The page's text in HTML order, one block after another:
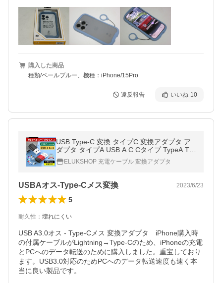
購入した商品
種類/ペールブルー、機種：iPhone/15Pro
違反報告 いいね 10
USB Type-C 変換 タイプC 変換アダプタ ア
ダプタ タイプA USB A C Cタイプ TypeA Ty
peC USB-A USB-C
ELUKSHOP 充電ケーブル 変換アダプタ
USBAオス-Type-Cメス変換 2023/6/23
5
耐久性 ： 壊れにくい
USB A3.0オス - Type-Cメス 変換アダプタ　iPhone購入時
の付属ケーブルがLightning→Type-Cのため、iPhoneの充電
とPCへのデータ転送のために購入しました。重宝しており
ます。USB3.0対応のためPCへのデータ転送速度も速く本
当に良い製品です。